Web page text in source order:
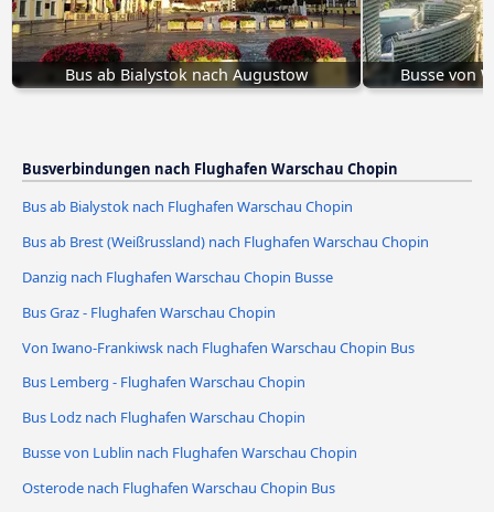
Bus ab Bialystok nach Augustow Busse von
Busverbindungen nach Flughafen Warschau Chopin
Bus ab Bialystok nach Flughafen Warschau Chopin
Bus ab Brest (Weißrussland) nach Flughafen Warschau Chopin
Danzig nach Flughafen Warschau Chopin Busse
Bus Graz - Flughafen Warschau Chopin
Von Iwano-Frankiwsk nach Flughafen Warschau Chopin Bus
Bus Lemberg - Flughafen Warschau Chopin
Bus Lodz nach Flughafen Warschau Chopin
Busse von Lublin nach Flughafen Warschau Chopin
Osterode nach Flughafen Warschau Chopin Bus